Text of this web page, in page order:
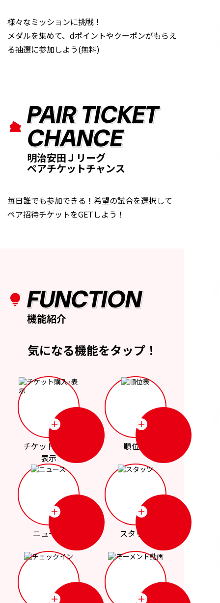
様々なミッションに挑戦！
メダルを集めて、dポイントやクーポンがもらえ
る抽選に参加しよう(無料)
PAIR TICKET
CHANCE
明治安田Ｊリーグ
ペアチケットチャンス
毎日誰でも参加できる！希望の試合を選択して
ペア招待チケットをGETしよう！
FUNCTION
機能紹介
気になる機能をタップ！
チケット購入･
表示
順位表
ニュース スタッツ